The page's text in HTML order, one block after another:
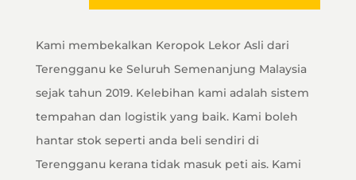
Kami membekalkan Keropok Lekor Asli dari
Terengganu ke Seluruh Semenanjung Malaysia
sejak tahun 2019. Kelebihan kami adalah sistem
tempahan dan logistik yang baik. Kami boleh
hantar stok seperti anda beli sendiri di
Terengganu kerana tidak masuk peti ais. Kami